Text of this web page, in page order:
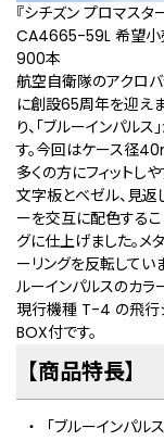
『シチズン プロマスタ
CA4665-59L 希望小
900本
航空自衛隊のアクロバ
に創設65周年を迎えま
り、「ブルーインパル
す。今回はケース径
多くの方にフィットし
文字板とベゼル、見返
ーを交互に配色するこ
グに仕上げました。メ
ーリングを反転してい
ルーインパルスのカラ
現行機種 T-4 の飛行
BOX付です。
【商品特長】
「ブルーインパル